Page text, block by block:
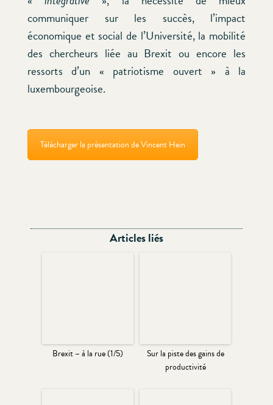
communiquer sur les succès, l’impact
économique et social de l’Université, la mobilité
des chercheurs liée au Brexit ou encore les
ressorts d’un « patriotisme ouvert » à la
luxembourgeoise.
Télécharger la présentation de Vincent Hein
Articles liés
Brexit – à la rue (1/5)
Sur la piste des gains de
productivité